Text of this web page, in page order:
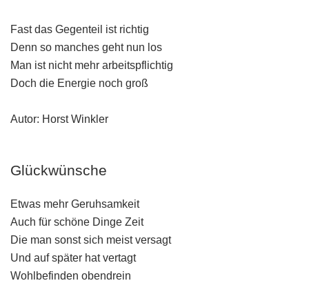
Fast das Gegenteil ist richtig
Denn so manches geht nun los
Man ist nicht mehr arbeitspflichtig
Doch die Energie noch groß
Autor: Horst Winkler
Glückwünsche
Etwas mehr Geruhsamkeit
Auch für schöne Dinge Zeit
Die man sonst sich meist versagt
Und auf später hat vertagt
Wohlbefinden obendrein